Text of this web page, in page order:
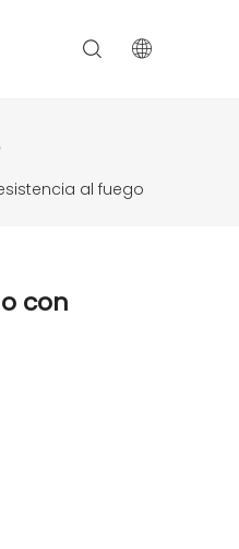
al fuego
con